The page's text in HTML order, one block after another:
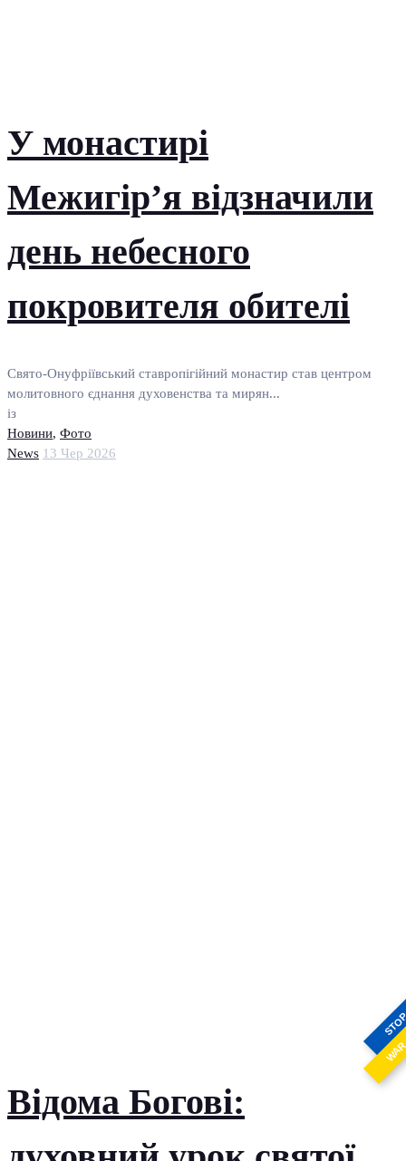
У монастирі
Межигір’я відзначили
день небесного
покровителя обителі
Свято-Онуфріївський ставропігійний монастир став центром
молитовного єднання духовенства та мирян...
із
Новини, Фото
News 13 Чер 2026
Відома Богові: